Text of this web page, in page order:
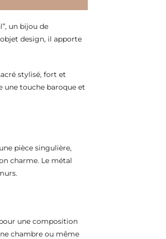
un bijou de
design, il apporte
stylisé, fort et
une touche baroque et
pièce singulière,
charme. Le métal
une composition
chambre ou même